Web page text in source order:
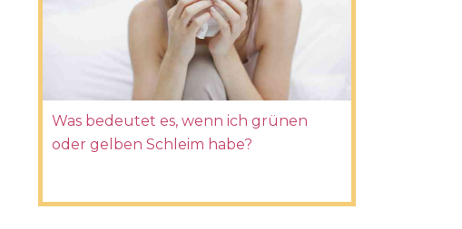
Was bedeutet es, wenn ich grünen
oder gelben Schleim habe?